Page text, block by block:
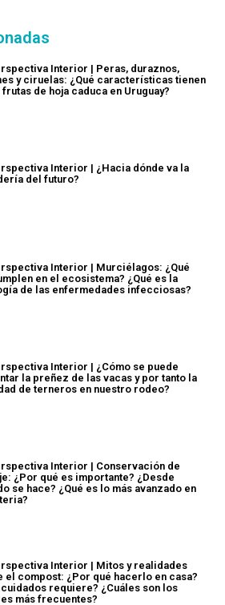
Interior | Peras, duraznos,
y ciruelas: ¿Qué características tienen
frutas de hoja caduca en Uruguay?
Interior | ¿Hacia dónde va la
del futuro?
Interior | Murciélagos: ¿Qué
en el ecosistema? ¿Qué es la
de las enfermedades infecciosas?
Interior | ¿Cómo se puede
la preñez de las vacas y por tanto la
de terneros en nuestro rodeo?
Interior | Conservación de
¿Por qué es importante? ¿Desde
se hace? ¿Qué es lo más avanzado en
Interior | Mitos y realidades
el compost: ¿Por qué hacerlo en casa?
cuidados requiere? ¿Cuáles son los
más frecuentes?